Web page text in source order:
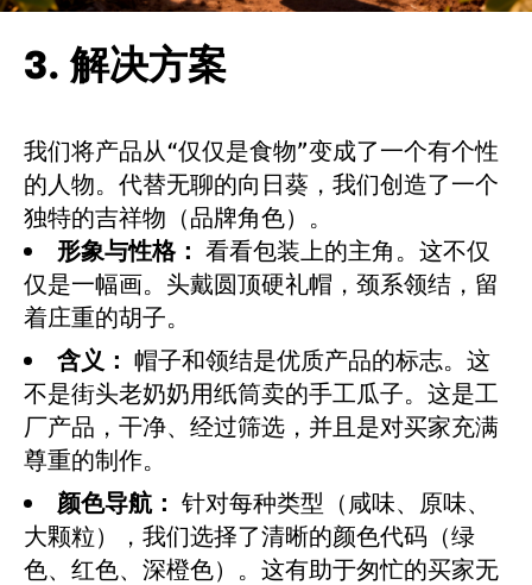
3. 解决方案
我们将产品从“仅仅是食物”变成了一个有个性
的人物。代替无聊的向日葵，我们创造了一个
独特的吉祥物（品牌角色）。
形象与性格： 看看包装上的主角。这不仅
仅是一幅画。头戴圆顶硬礼帽，颈系领结，留
着庄重的胡子。
含义： 帽子和领结是优质产品的标志。这
不是街头老奶奶用纸筒卖的手工瓜子。这是工
厂产品，干净、经过筛选，并且是对买家充满
尊重的制作。
颜色导航： 针对每种类型（咸味、原味、
大颗粒），我们选择了清晰的颜色代码（绿
色、红色、深橙色）。这有助于匆忙的买家无